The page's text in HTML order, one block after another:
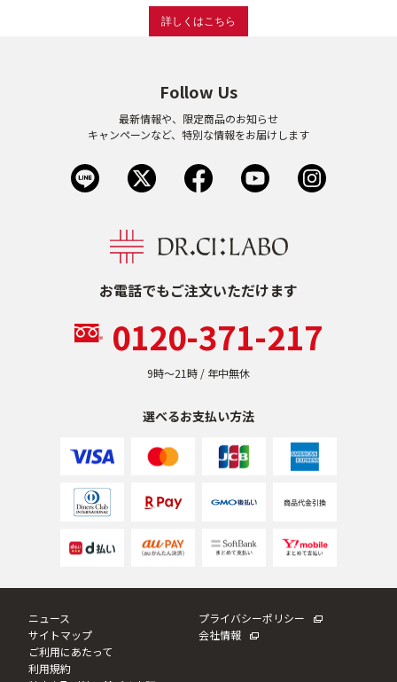
商品カテゴリーから探す TOP
VC100ライン
エンリッチリフトライン
メディカリフトライン
センシティブライン
ゆるみ・ハリ
毛穴・キメ
敏感・肌あれ
お悩みから探す TOP
詳しくはこちら
お電話でもご注文いただけます
0120-371-217
9時〜21時 / 年中無休
選べるお支払い方法
Follow Us
最新情報や、限定商品のお知らせ
キャンペーンなど、特別な情報をお届けします
ニュース
サイトマップ
ご利用にあたって
利用規約
プライバシーポリシー
会社情報